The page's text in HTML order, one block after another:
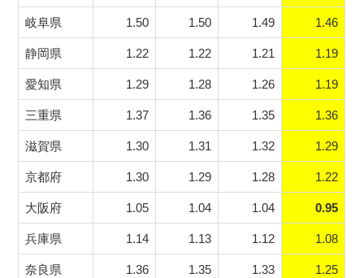
岐阜県 1.50 1.50 1.49 1.46
静岡県 1.22 1.22 1.21 1.19
愛知県 1.29 1.28 1.26 1.19
三重県 1.37 1.36 1.35 1.36
滋賀県 1.30 1.31 1.32 1.29
京都府 1.30 1.29 1.28 1.22
大阪府 1.05 1.04 1.04 0.95
兵庫県 1.14 1.13 1.12 1.08
奈良県 1.36 1.35 1.33 1.25